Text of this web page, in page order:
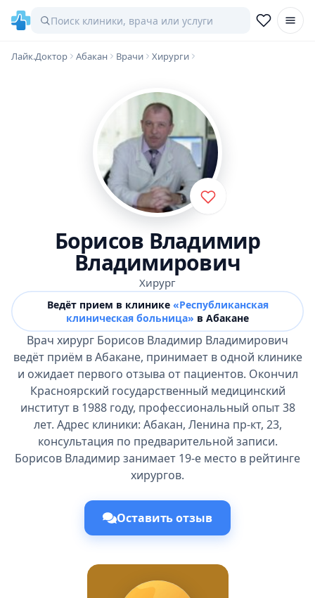
Лайк.Доктор Абакан Врачи Хирурги
Борисов Владимир
Владимирович
Хирург
Ведёт прием в клинике «Республиканская
клиническая больница» в Абакане
Врач хирург Борисов Владимир Владимирович
ведёт приём в Абакане, принимает в одной клинике
и ожидает первого отзыва от пациентов. Окончил
Красноярский государственный медицинский
институт в 1988 году, профессиональный опыт 38
лет. Адрес клиники: Абакан, Ленина пр-кт, 23,
консультация по предварительной записи.
Борисов Владимир занимает 19-е место в рейтинге
хирургов.
Оставить отзыв